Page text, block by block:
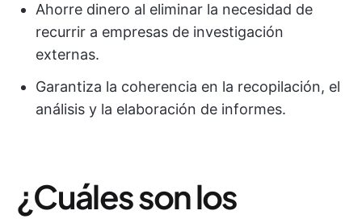
Ahorre dinero al eliminar la necesidad de
recurrir a empresas de investigación
externas.
Garantiza la coherencia en la recopilación, el
análisis y la elaboración de informes.
¿Cuáles son los